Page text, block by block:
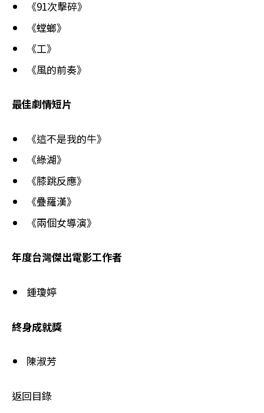
《91次擊碎》
《螳螂》
《工》
《風的前奏》
最佳劇情短片
《這不是我的牛》
《綠湖》
《膝跳反應》
《疊羅漢》
《兩個女導演》
年度台灣傑出電影工作者
鍾瓊婷
終身成就獎
陳淑芳
返回目錄